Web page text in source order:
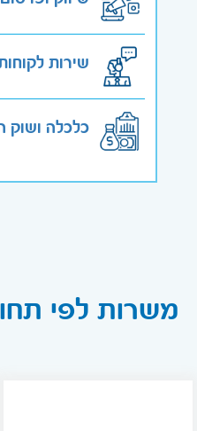
שירות
כלכלה ושוק
משרות לפי